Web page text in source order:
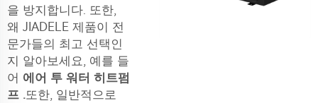
을 방지합니다. 또한,
왜 JIADELE 제품이 전
문가들의 최고 선택인
지 알아보세요, 예를 들
어 에어 투 워터 히트펌
프 .또한, 일반적으로